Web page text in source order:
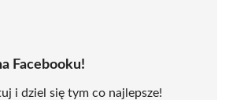
Facebooku!
i dziel się tym co najlepsze!